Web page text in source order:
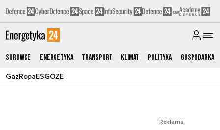
Surowce Energetyka Transport Klimat Polityka Gospodarka
GazRopaESGOZE
Reklama